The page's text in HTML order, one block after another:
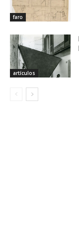
faro
artículos